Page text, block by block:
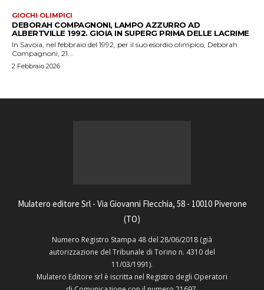
GIOCHI OLIMPICI
DEBORAH COMPAGNONI, LAMPO AZZURRO AD
ALBERTVILLE 1992. GIOIA IN SUPERG PRIMA DELLE LACRIME
In Savoia, nel febbraio del 1992, per il suo esordio olimpico, Deborah
Compagnoni, 21...
2 Febbraio 2026
Mulatero editore Srl - Via Giovanni Flecchia, 58 - 10010 Piverone
(TO)
Numero Registro Stampa 48 del 28/06/2018 (già
autorizzazione del Tribunale di Torino n. 4310 del
11/03/1991).
Mulatero Editore srl è iscritta nel Registro degli Operatori